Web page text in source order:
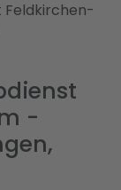
Feldkirchen-
-